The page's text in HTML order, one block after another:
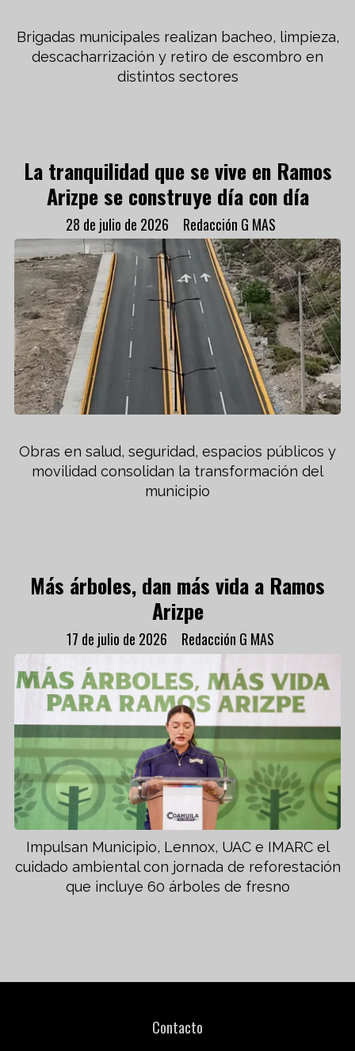
Brigadas municipales realizan bacheo, limpieza,
descacharrización y retiro de escombro en
distintos sectores
La tranquilidad que se vive en Ramos
Arizpe se construye día con día
Redacción G MAS
28 de julio de 2026
Obras en salud, seguridad, espacios públicos y
movilidad consolidan la transformación del
municipio
Más árboles, dan más vida a Ramos
Arizpe
Redacción G MAS
17 de julio de 2026
Impulsan Municipio, Lennox, UAC e IMARC el
cuidado ambiental con jornada de reforestación
que incluye 60 árboles de fresno
Contacto